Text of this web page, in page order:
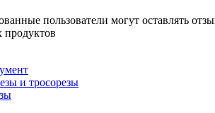
пользователи могут оставлять
и тросорезы